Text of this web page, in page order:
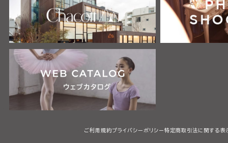
ご利用規約プライバシーポリシー特定商取引法に関する表